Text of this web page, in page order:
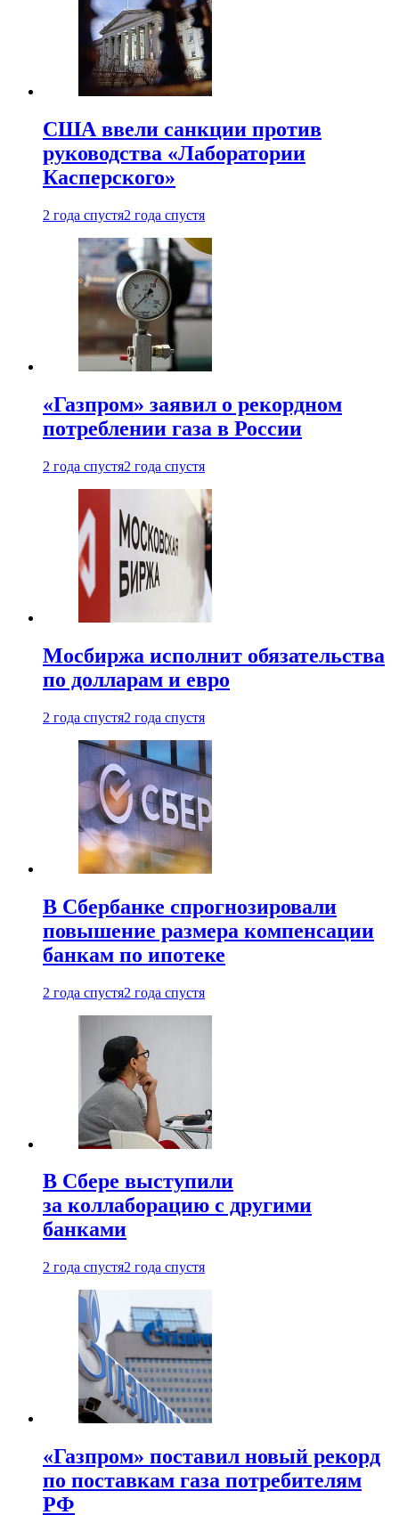
США ввели санкции против
руководства «Лаборатории
Касперского»
2 года спустя2 года спустя
«Газпром» заявил о рекордном
потреблении газа в России
2 года спустя2 года спустя
Мосбиржа исполнит обязательства
по долларам и евро
2 года спустя2 года спустя
В Сбербанке спрогнозировали
повышение размера компенсации
банкам по ипотеке
2 года спустя2 года спустя
В Сбере выступили
за коллаборацию с другими
банками
2 года спустя2 года спустя
«Газпром» поставил новый рекорд
по поставкам газа потребителям
РФ